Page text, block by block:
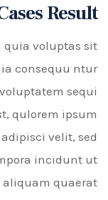
Result
quia voluptas sit
consequu ntur
sequi
qulorem ipsum
velit, sed
incidunt ut
aliquam quaerat